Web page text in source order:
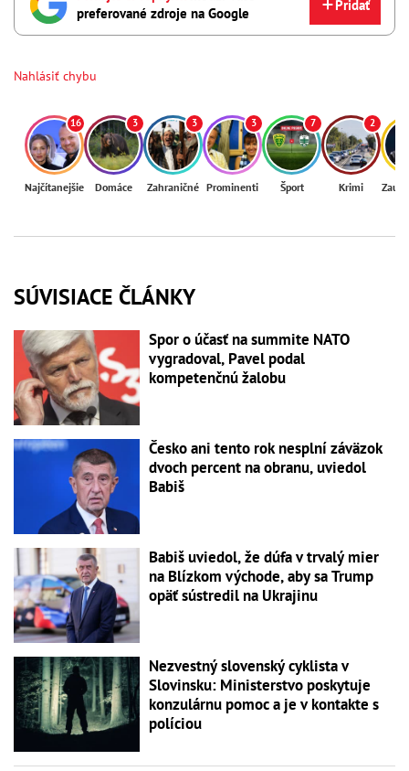
preferované zdroje na Google
Pridať
Nahlásiť chybu
16
Najčítanejšie
3
Domáce
3
Zahraničné
3
Prominenti
7
Šport
2
Krimi
SÚVISIACE ČLÁNKY
Spor o účasť na summite NATO
vygradoval, Pavel podal
kompetenčnú žalobu
Česko ani tento rok nesplní záväzok
dvoch percent na obranu, uviedol
Babiš
Babiš uviedol, že dúfa v trvalý mier
na Blízkom východe, aby sa Trump
opäť sústredil na Ukrajinu
Nezvestný slovenský cyklista v
Slovinsku: Ministerstvo poskytuje
konzulárnu pomoc a je v kontakte s
políciou